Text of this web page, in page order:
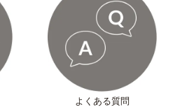
よくある質問